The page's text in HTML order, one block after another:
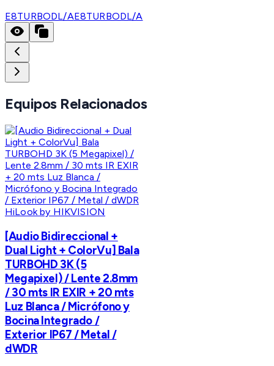
E8TURBODL/AE8TURBODL/A
Equipos Relacionados
HiLook by HIKVISION
[Audio Bidireccional +
Dual Light + ColorVu] Bala
TURBOHD 3K (5
Megapixel) / Lente 2.8mm
/ 30 mts IR EXIR + 20 mts
Luz Blanca / Micrófono y
Bocina Integrado /
Exterior IP67 / Metal /
dWDR